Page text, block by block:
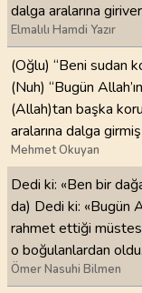
dalga aralarına
Elmalılı Hamdi Yazır
(Oğlu) “Beni sudan
(Nuh) “Bugün
(Allah)tan başka
aralarına dalga
Mehmet Okuyan
Dedi ki: «Ben bir
da) Dedi ki: «Bugün
rahmet ettiği
o boğulanlardan oldu.
Ömer Nasuhi Bilmen